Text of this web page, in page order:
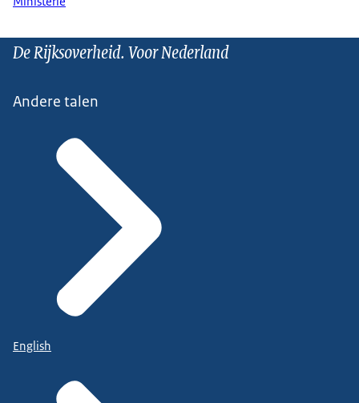
De Rijksoverheid. Voor Nederland
Andere talen
English